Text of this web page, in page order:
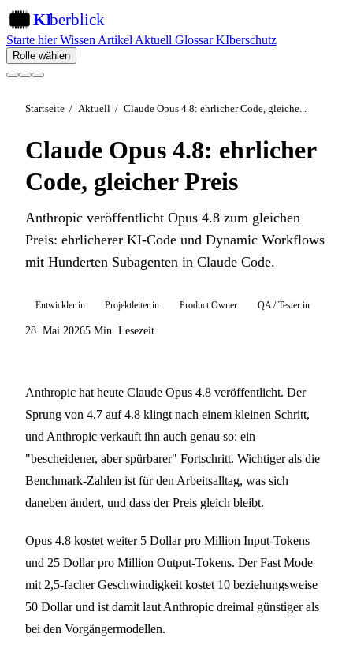
KIberblick
Starte hierWissen Artikel Aktuell GlossarKIberschutz
Rolle wählen
Startseite / Aktuell / Claude Opus 4.8: ehrlicher Code, gleiche...
Claude Opus 4.8: ehrlicher
Code, gleicher Preis
Anthropic veröffentlicht Opus 4.8 zum gleichen
Preis: ehrlicherer KI-Code und Dynamic Workflows
mit Hunderten Subagenten in Claude Code.
Entwickler:in Projektleiter:in Product Owner QA / Tester:in
28. Mai 20265 Min. Lesezeit
Anthropic hat heute Claude Opus 4.8 veröffentlicht. Der
Sprung von 4.7 auf 4.8 klingt nach einem kleinen Schritt,
und Anthropic verkauft ihn auch genau so: ein
"bescheidener, aber spürbarer" Fortschritt. Wichtiger als die
Benchmark-Zahlen ist für den Arbeitsalltag, was sich
daneben ändert, und dass der Preis gleich bleibt.
Opus 4.8 kostet weiter 5 Dollar pro Million Input-Tokens
und 25 Dollar pro Million Output-Tokens. Der Fast Mode
mit 2,5-facher Geschwindigkeit kostet 10 beziehungsweise
50 Dollar und ist damit laut Anthropic dreimal günstiger als
bei den Vorgängermodellen.